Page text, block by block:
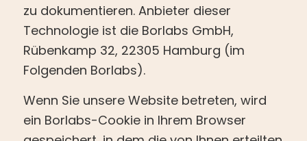
zu dokumentieren. Anbieter dieser
Technologie ist die Borlabs GmbH,
Rübenkamp 32, 22305 Hamburg (im
Folgenden Borlabs).
Wenn Sie unsere Website betreten, wird
ein Borlabs-Cookie in Ihrem Browser